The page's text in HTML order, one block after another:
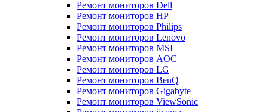
Ремонт мониторов Dell
Ремонт мониторов HP
Ремонт мониторов Philips
Ремонт мониторов Lenovo
Ремонт мониторов MSI
Ремонт мониторов AOC
Ремонт мониторов LG
Ремонт мониторов BenQ
Ремонт мониторов Gigabyte
Ремонт мониторов ViewSonic